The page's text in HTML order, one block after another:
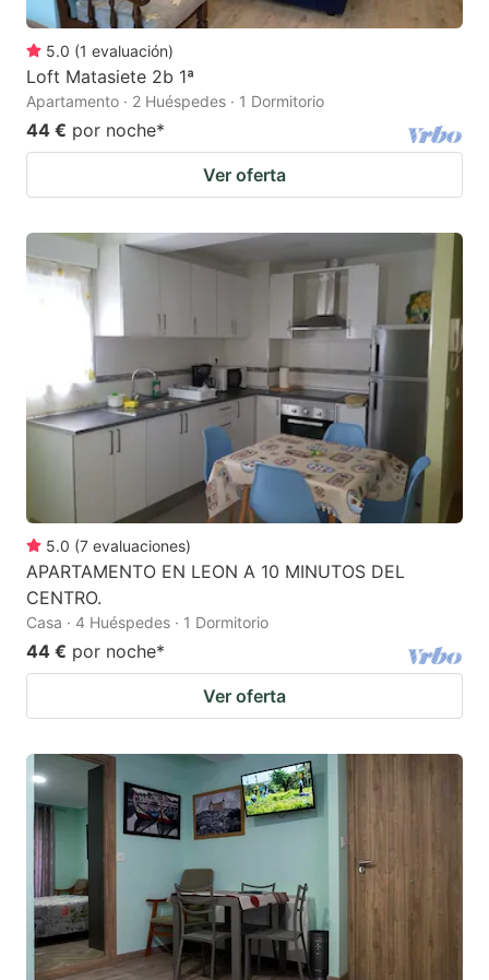
5.0 (1 evaluación)
Loft Matasiete 2b 1ª
Apartamento · 2 Huéspedes · 1 Dormitorio
44 € por noche*
Ver oferta
5.0 (7 evaluaciones)
APARTAMENTO EN LEON A 10 MINUTOS DEL
CENTRO.
Casa · 4 Huéspedes · 1 Dormitorio
44 € por noche*
Ver oferta